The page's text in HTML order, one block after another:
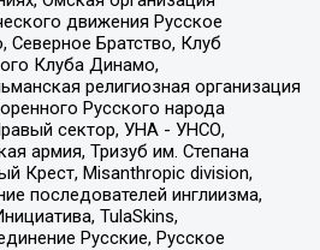
движения Русское
Северное Братство, Клуб
Клуба Динамо,
религиозная организация
Русского народа
сектор, УНА - УНСО,
армия, Тризуб им. Степана
Крест, Misanthropic division,
последователей инглиизма,
TulaSkins,
Русские, Русское